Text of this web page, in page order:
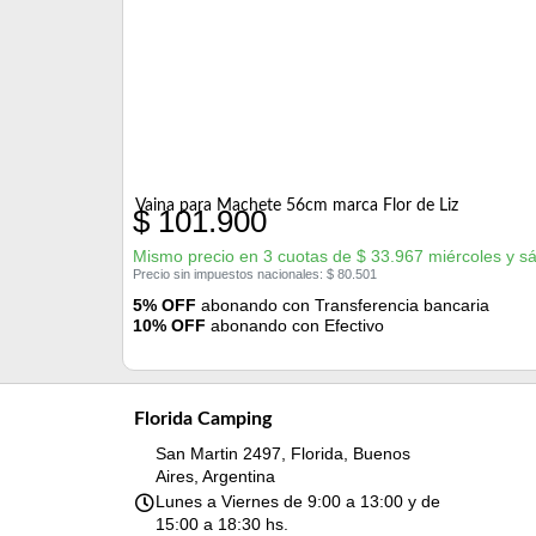
Vaina para Machete 56cm marca Flor de Liz
$101.900
Mismo precio en 3 cuotas de $ 33.967 miércoles y
Precio sin impuestos nacionales: $ 80.501
5% OFF abonando con Transferencia bancaria
10% OFF abonando con Efectivo
Florida Camping
San Martin 2497, Florida, Buenos
Aires, Argentina
Lunes a Viernes de 9:00 a 13:00 y de
15:00 a 18:30 hs.